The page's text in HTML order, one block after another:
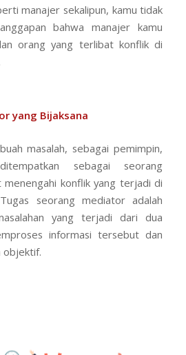
manajer sekalipun, kamu tidak
bahwa manajer kamu
orang yang terlibat konflik di
yang Bijaksana
masalah, sebagai pemimpin,
sebagai seorang
konflik yang terjadi di
seorang mediator adalah
yang terjadi dari dua
informasi tersebut dan
objektif.